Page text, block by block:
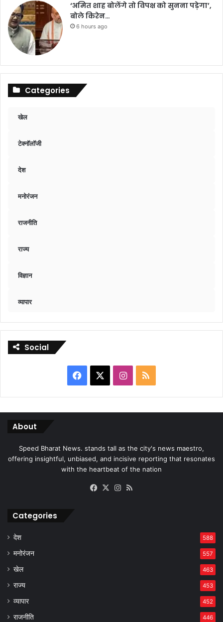
‘अमित शाह बोलेंगे तो विपक्ष को सुनना पड़ेगा’,
बोले किरेन…
6 hours ago
Categories
खेल
टेक्नॉलॉजी
देश
मनोरंजन
राजनीति
राज्य
विज्ञान
व्यापार
Social
Facebook Instagram
RSS
About
Speed Bharat News. stands tall as the city's news maestro,
offering insightful, unbiased, and incisive reporting that resonates
with the heartbeat of the nation
Facebook
X Instagram
Categories
देश 588
मनोरंजन 557
खेल 463
राज्य 453
व्यापार 452
राजनीति 446